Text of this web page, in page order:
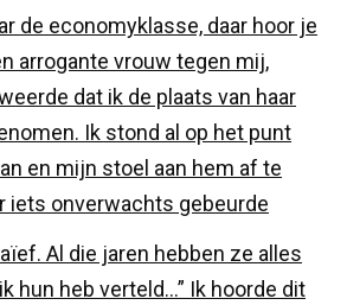
de economyklasse, daar hoor je
arrogante vrouw tegen mij,
dat ik de plaats van haar
Ik stond al op het punt
en mijn stoel aan hem af te
iets onverwachts gebeurde
Al die jaren hebben ze alles
hun heb verteld…” Ik hoorde dit